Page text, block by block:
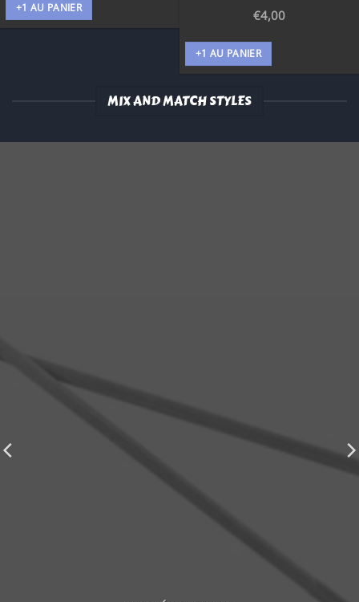
+1 AU PANIER €4,00
+1 AU PANIER
MIX AND MATCH STYLES